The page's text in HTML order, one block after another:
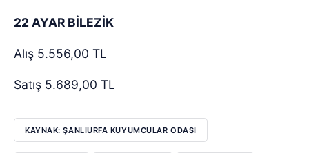
22 AYAR BİLEZİK
Alış 5.556,00 TL
Satış 5.689,00 TL
KAYNAK: ŞANLIURFA KUYUMCULAR ODASI